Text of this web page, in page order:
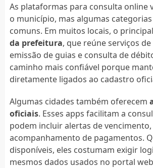
As plataformas para consulta online
o município, mas algumas
comuns. Em muitos locais, o
da prefeitura, que reúne serviços
emissão de guias e consulta de
caminho mais confiável porque
diretamente ligados ao cadastro
Algumas cidades também oferecem
oficiais. Esses apps facilitam a
podem incluir alertas de
acompanhamento de pagamentos.
disponíveis, eles costumam exigir
mesmos dados usados no portal